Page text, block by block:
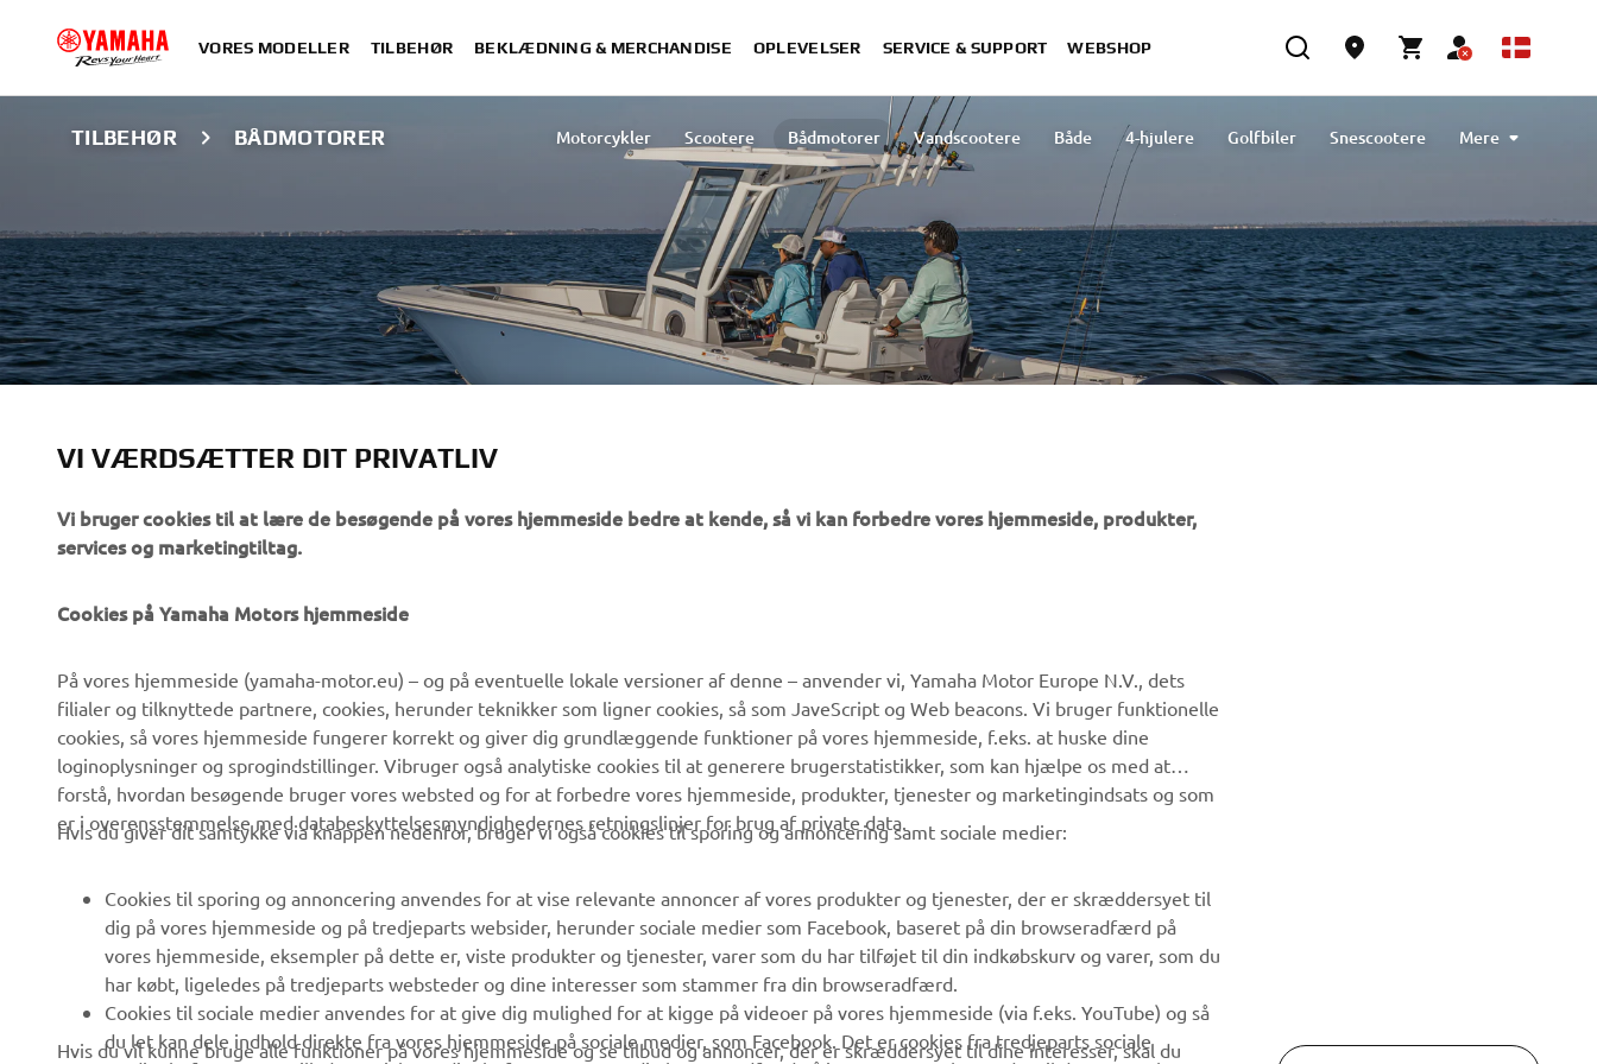
VORES MODELLER TILBEHØR BEKLÆDNING & MERCHANDISE OPLEVELSER SERVICE & SUPPORT WEBSHOP
TILBEHØR BÅDMOTORER Motorcykler Scootere Bådmotorer Vandscootere Både 4-hjulere Golfbiler
Snescootere
Motorolier
Rengøring og beskyttelse
Mere
MARINE ENGINE ACCESSORIES
Om os
Nyheder
Begivenheder
Presse
Arbejde hos Yamaha
Bliv forhandler
Menneskerettighedspolitik
Politik for bæredygtighed
eBike systemer
Myndigheder
Golfbaner
Redningstjensten
Robotics
Partnerskaber
Teknisk information til
uafhængige forhandlere
MyYamaha
Yamaha Music
Yamaha Racing
Yamaha Motor Global
Kundeservice
Reservedelskatalog
Yamaha-forhandler
Håndtering af
Vær den første til at få besked om de seneste tilbud, særlige
arrangementer, nye udgivelser og meget mere.
VI VÆRDSÆTTER DIT PRIVATLIV
Vi bruger cookies til at lære de besøgende på vores hjemmeside bedre at kende, så vi kan forbedre vores hjemmeside, produkter,
services og marketingtiltag.
Cookies på Yamaha Motors hjemmeside
På vores hjemmeside (yamaha-motor.eu) – og på eventuelle lokale versioner af denne – anvender vi, Yamaha Motor Europe N.V., dets
filialer og tilknyttede partnere, cookies, herunder teknikker som ligner cookies, så som JaveScript og Web beacons. Vi bruger funktionelle
cookies, så vores hjemmeside fungerer korrekt og giver dig grundlæggende funktioner på vores hjemmeside, f.eks. at huske dine
loginoplysninger og sprogindstillinger. Vibruger også analytiske cookies til at generere brugerstatistikker, som kan hjælpe os med at
forstå, hvordan besøgende bruger vores websted og for at forbedre vores hjemmeside, produkter, tjenester og marketingindsats og som
er i overensstemmelse med databeskyttelsesmyndighedernes retningslinjer for brug af private data.
Hvis du giver dit samtykke via knappen nedenfor, bruger vi også cookies til sporing og annoncering samt sociale medier:
Cookies til sporing og annoncering anvendes for at vise relevante annoncer af vores produkter og tjenester, der er skræddersyet til
dig på vores hjemmeside og på tredjeparts websider, herunder sociale medier som Facebook, baseret på din browseradfærd på
vores hjemmeside, eksempler på dette er, viste produkter og tjenester, varer som du har tilføjet til din indkøbskurv og varer, som du
har købt, ligeledes på tredjeparts websteder og dine interesser som stammer fra din browseradfærd.
Cookies til sociale medier anvendes for at give dig mulighed for at kigge på videoer på vores hjemmeside (via f.eks. YouTube) og så
du let kan dele indhold direkte fra vores hjemmeside på sociale medier, som Facebook. Det er cookies fra tredjeparts sociale
Hvis du vil kunne bruge alle funktioner på vores hjemmeside og se tilbud og annoncer, der er skræddersyet til dine interesser, skal du